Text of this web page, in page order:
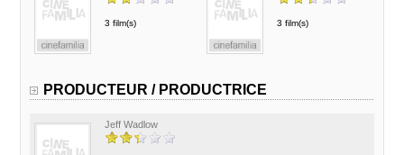
3 film(s) 3 film(s)
PRODUCTEUR / PRODUCTRICE
Jeff Wadlow